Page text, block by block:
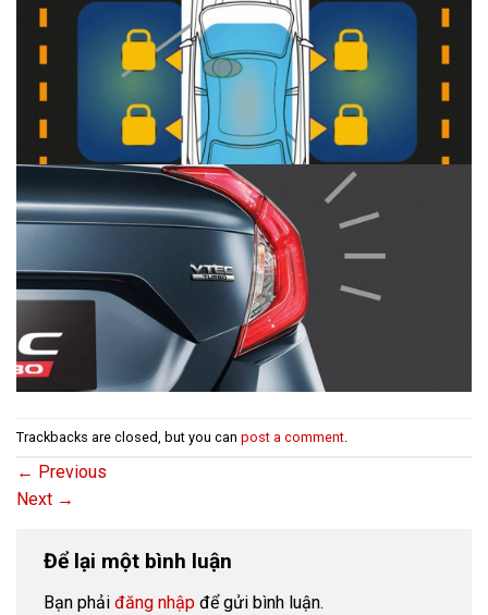
Trackbacks are closed, but you can post a comment
← Previous
Next →
Để lại một bình luận
Bạn phải đăng nhập để gửi bình luận.